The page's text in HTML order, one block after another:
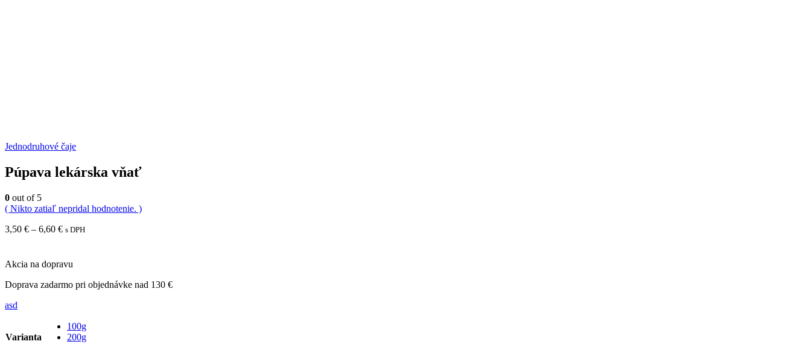
Jednodruhové čaje
Púpava lekárska vňať
0 out of 5
( Nikto zatiaľ nepridal hodnotenie. )
3,50 € – 6,60 €Price
through
s DPH
Akcia na dopravu
Doprava zadarmo pri objednávke nad 130 €
asd
Varianta
100g
200g